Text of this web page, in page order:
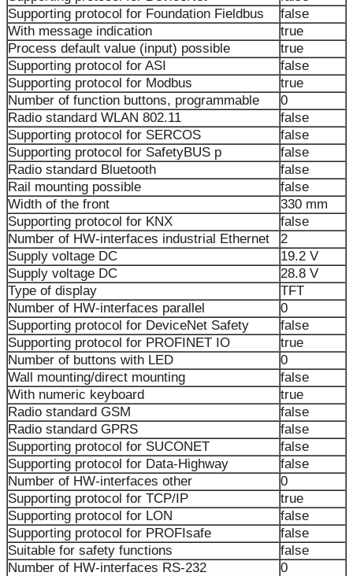
Supporting protocol for Foundation Fieldbus
false
With message indication
true
Process default value (input) possible
true
Supporting protocol for ASI
false
Supporting protocol for Modbus
true
Number of function buttons, programmable
0
Radio standard WLAN 802.11
false
Supporting protocol for SERCOS
false
Supporting protocol for SafetyBUS p
false
Radio standard Bluetooth
false
Rail mounting possible
false
Width of the front
330 mm
Supporting protocol for KNX
false
Number of HW-interfaces industrial Ethernet
2
Supply voltage DC
19.2 V
Supply voltage DC
28.8 V
Type of display
TFT
Number of HW-interfaces parallel
0
Supporting protocol for DeviceNet Safety
false
Supporting protocol for PROFINET IO
true
Number of buttons with LED
0
Wall mounting/direct mounting
false
With numeric keyboard
true
Radio standard GSM
false
Radio standard GPRS
false
Supporting protocol for SUCONET
false
Supporting protocol for Data-Highway
false
Number of HW-interfaces other
0
Supporting protocol for TCP/IP
true
Supporting protocol for LON
false
Supporting protocol for PROFIsafe
false
Suitable for safety functions
false
Number of HW-interfaces RS-232
0